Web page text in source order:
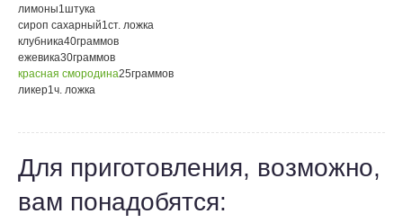
лимоны1 штука
сироп сахарный1 ст. ложка
клубника40граммов
ежевика30граммов
красная смородина25граммов
ликер1 ч. ложка
Для приготовления, возможно,
вам понадобятся: